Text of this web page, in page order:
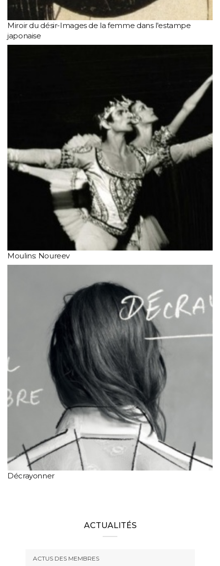
Miroir du désir-Images de la femme dans l'estampe
japonaise
Moulins: Noureev
Décrayonner
ACTUALITÉS
ACTUS DES MEMBRES